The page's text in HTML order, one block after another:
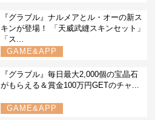
『グラブル』ナルメアとル・オーの新ス
キンが登場！ 「天威武縫スキンセット」
「ス...
GAME&APP
『グラブル』毎日最大2,000個の宝晶石
がもらえる＆賞金100万円GETのチャ...
GAME&APP